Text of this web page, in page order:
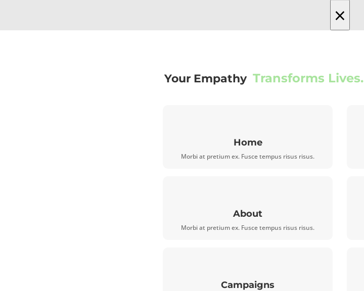
×
Your Empathy Transforms Lives.
Home
Morbi at pretium ex. Fusce tempus risus risus.
About
Morbi at pretium ex. Fusce tempus risus risus.
Campaigns